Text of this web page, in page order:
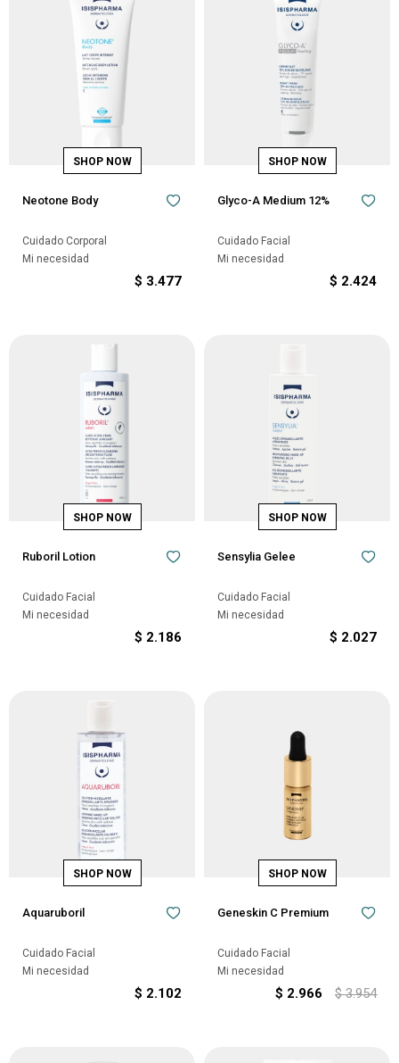
Neotone Body
Cuidado Corporal
Mi necesidad
$ 3.477
Glyco-A Medium 12%
Cuidado Facial
Mi necesidad
$ 2.424
Ruboril Lotion
Cuidado Facial
Mi necesidad
$ 2.186
Sensylia Gelee
Cuidado Facial
Mi necesidad
$ 2.027
Aquaruboril
Cuidado Facial
Mi necesidad
$ 2.102
Geneskin C Premium
Cuidado Facial
Mi necesidad
$ 2.966 $ 3.954